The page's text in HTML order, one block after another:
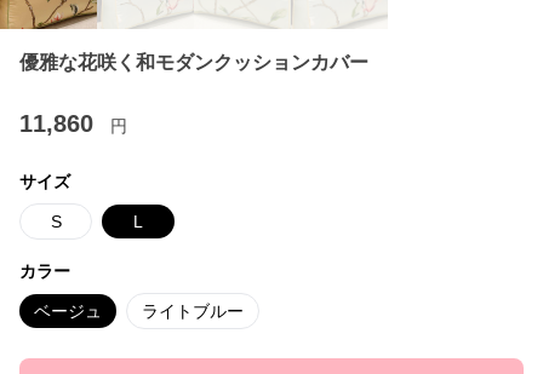
優雅な花咲く和モダンクッションカバー
11,860 円
サイズ
S L
カラー
ベージュ ライトブルー